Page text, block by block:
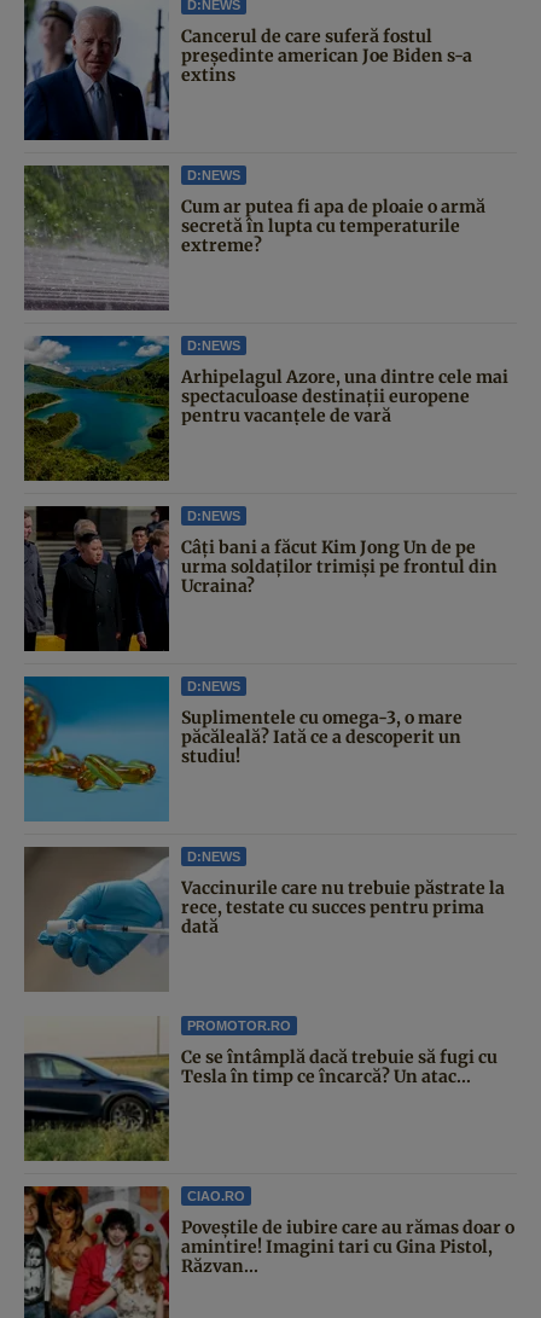
D:NEWS
Cancerul de care suferă fostul
președinte american Joe Biden s-a
extins
D:NEWS
Cum ar putea fi apa de ploaie o armă
secretă în lupta cu temperaturile
extreme?
D:NEWS
Arhipelagul Azore, una dintre cele mai
spectaculoase destinații europene
pentru vacanțele de vară
D:NEWS
Câți bani a făcut Kim Jong Un de pe
urma soldaților trimiși pe frontul din
Ucraina?
D:NEWS
Suplimentele cu omega-3, o mare
păcăleală? Iată ce a descoperit un
studiu!
D:NEWS
Vaccinurile care nu trebuie păstrate la
rece, testate cu succes pentru prima
dată
PROMOTOR.RO
Ce se întâmplă dacă trebuie să fugi cu
Tesla în timp ce încarcă? Un atac...
CIAO.RO
Poveştile de iubire care au rămas doar o
amintire! Imagini tari cu Gina Pistol,
Răzvan...